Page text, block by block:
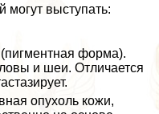
выступать:
(пигментная форма).
и шеи. Отличается
опухоль кожи,